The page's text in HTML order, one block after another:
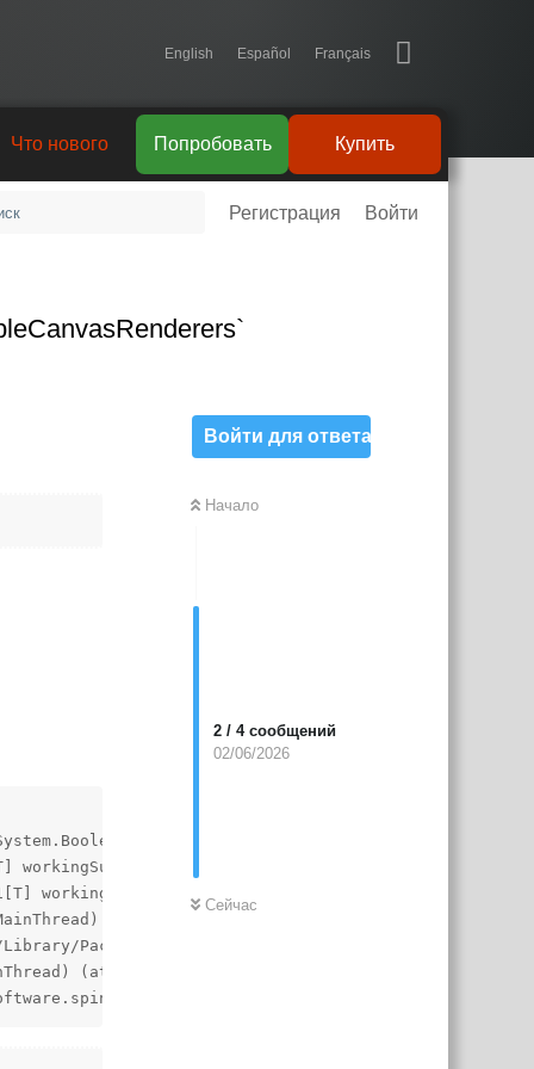
English Español Français
Купить
Попробовать
Что нового
Регистрация Войти
Войти для ответа
Начало
2 / 4сообщений
02/06/2026
Сейчас
updateTriangles) (at ./Library/
(at ./Library/PackageCache/
PackageCache/com.esotericsoftware.spine.spine-
(at ./Library/PackageCache/
unity@29e87186b6/Runtime/spine-unity/